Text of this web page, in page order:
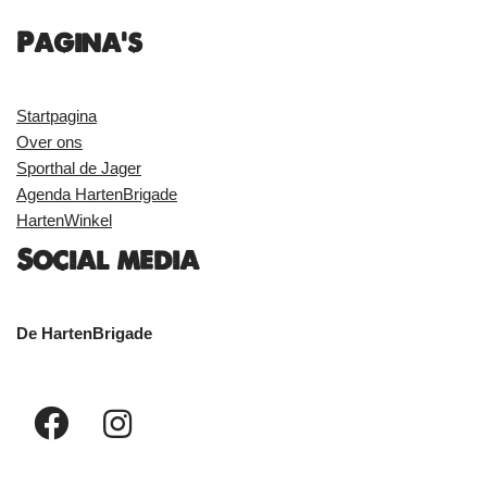
Pagina's
Startpagina
Over ons
Sporthal de Jager
Agenda HartenBrigade
HartenWinkel
Social media
De HartenBrigade